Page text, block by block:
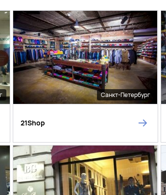
Санкт-Петербург
21Shop